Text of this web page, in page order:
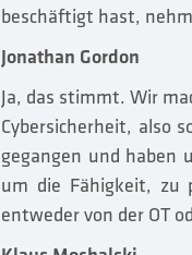
beschäftigt hast,
Jonathan Gordon
Ja, das stimmt. Wir
Cybersicherheit, also
gegangen und haben
um die Fähigkeit, zu
entweder von der OT